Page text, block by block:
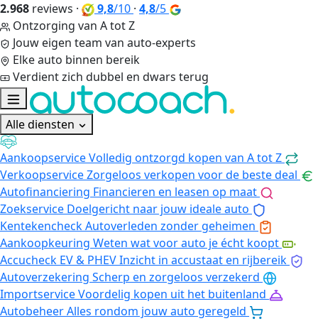
2.968 reviews · 9,8/10 · 4,8/5
Ontzorging van A tot Z
Jouw eigen team van auto-experts
Elke auto binnen bereik
Verdient zich dubbel en dwars terug
Alle diensten
AankoopserviceVolledig ontzorgd kopen van A tot Z
VerkoopserviceZorgeloos verkopen voor de beste deal
Autofinanciering Financieren en leasen op maat
Zoekservice Doelgericht naar jouw ideale auto
KentekencheckAutoverleden zonder geheimen
Aankoopkeuring Weten wat voor auto je écht koopt
Accucheck EV & PHEVInzicht in accustaat en rijbereik
Autoverzekering Scherp en zorgeloos verzekerd
ImportserviceVoordelig kopen uit het buitenland
AutobeheerAlles rondom jouw auto geregeld